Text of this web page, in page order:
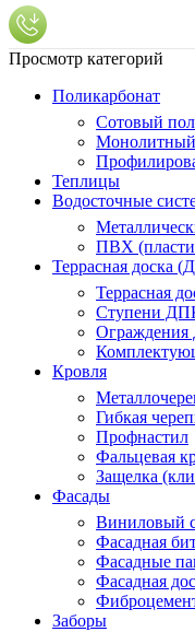
Просмотр категорий
Поликарбонат
Сотовый
Монолитный
Теплицы
Водосточные
ПВХ
Террасная доска
Террасная
Ступени
Кровля
Гибкая
Профнастил
Фальцевая
Защелка
Фасады
Виниловый
Фасадная
Фасадные
Фасадная
Заборы